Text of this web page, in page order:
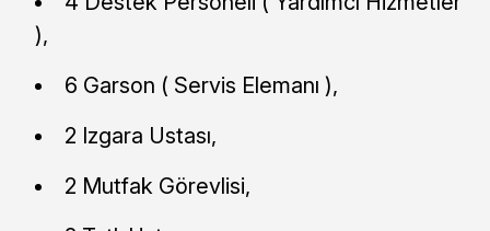
),
6 Garson ( Servis Elemanı ),
2 Izgara Ustası,
2 Mutfak Görevlisi,